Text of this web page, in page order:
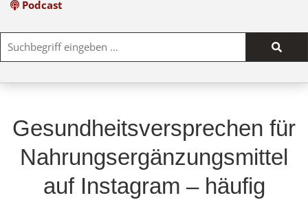
Podcast
Gesundheitsversprechen für
Nahrungsergänzungsmittel
auf Instagram – häufig